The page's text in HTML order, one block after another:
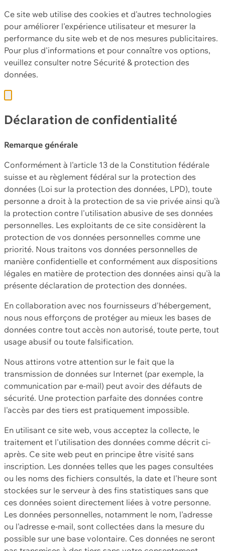
Ce site web utilise des cookies et d'autres technologies
pour améliorer l'expérience utilisateur et mesurer la
performance du site web et de nos mesures publicitaires.
Pour plus d'informations et pour connaître vos options,
veuillez consulter notre Sécurité & protection des
données.
Déclaration de confidentialité
Remarque générale
Conformément à l'article 13 de la Constitution fédérale
suisse et au règlement fédéral sur la protection des
données (Loi sur la protection des données, LPD), toute
personne a droit à la protection de sa vie privée ainsi qu'à
la protection contre l'utilisation abusive de ses données
personnelles. Les exploitants de ce site considèrent la
protection de vos données personnelles comme une
priorité. Nous traitons vos données personnelles de
manière confidentielle et conformément aux dispositions
légales en matière de protection des données ainsi qu'à la
présente déclaration de protection des données.
En collaboration avec nos fournisseurs d'hébergement,
nous nous efforçons de protéger au mieux les bases de
données contre tout accès non autorisé, toute perte, tout
usage abusif ou toute falsification.
Nous attirons votre attention sur le fait que la
transmission de données sur Internet (par exemple, la
communication par e-mail) peut avoir des défauts de
sécurité. Une protection parfaite des données contre
l'accès par des tiers est pratiquement impossible.
En utilisant ce site web, vous acceptez la collecte, le
traitement et l'utilisation des données comme décrit ci-
après. Ce site web peut en principe être visité sans
inscription. Les données telles que les pages consultées
ou les noms des fichiers consultés, la date et l'heure sont
stockées sur le serveur à des fins statistiques sans que
ces données soient directement liées à votre personne.
Les données personnelles, notamment le nom, l'adresse
ou l'adresse e-mail, sont collectées dans la mesure du
possible sur une base volontaire. Ces données ne seront